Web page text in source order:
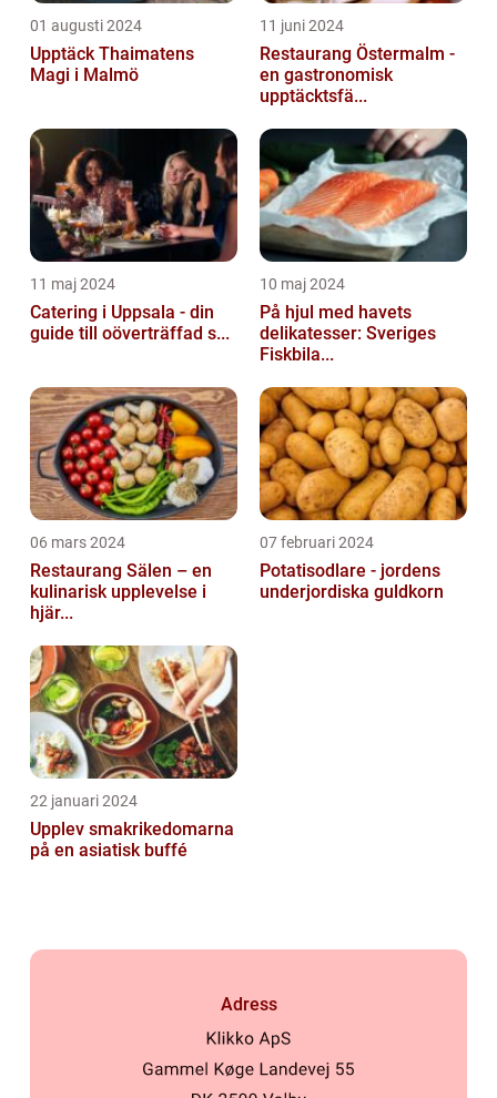
01 augusti 2024
Upptäck Thaimatens
Magi i Malmö
11 juni 2024
Restaurang Östermalm -
en gastronomisk
upptäcktsfä...
11 maj 2024
Catering i Uppsala - din
guide till oöverträffad s...
10 maj 2024
På hjul med havets
delikatesser: Sveriges
Fiskbila...
06 mars 2024
Restaurang Sälen – en
kulinarisk upplevelse i
hjär...
07 februari 2024
Potatisodlare - jordens
underjordiska guldkorn
22 januari 2024
Upplev smakrikedomarna
på en asiatisk buffé
Adress